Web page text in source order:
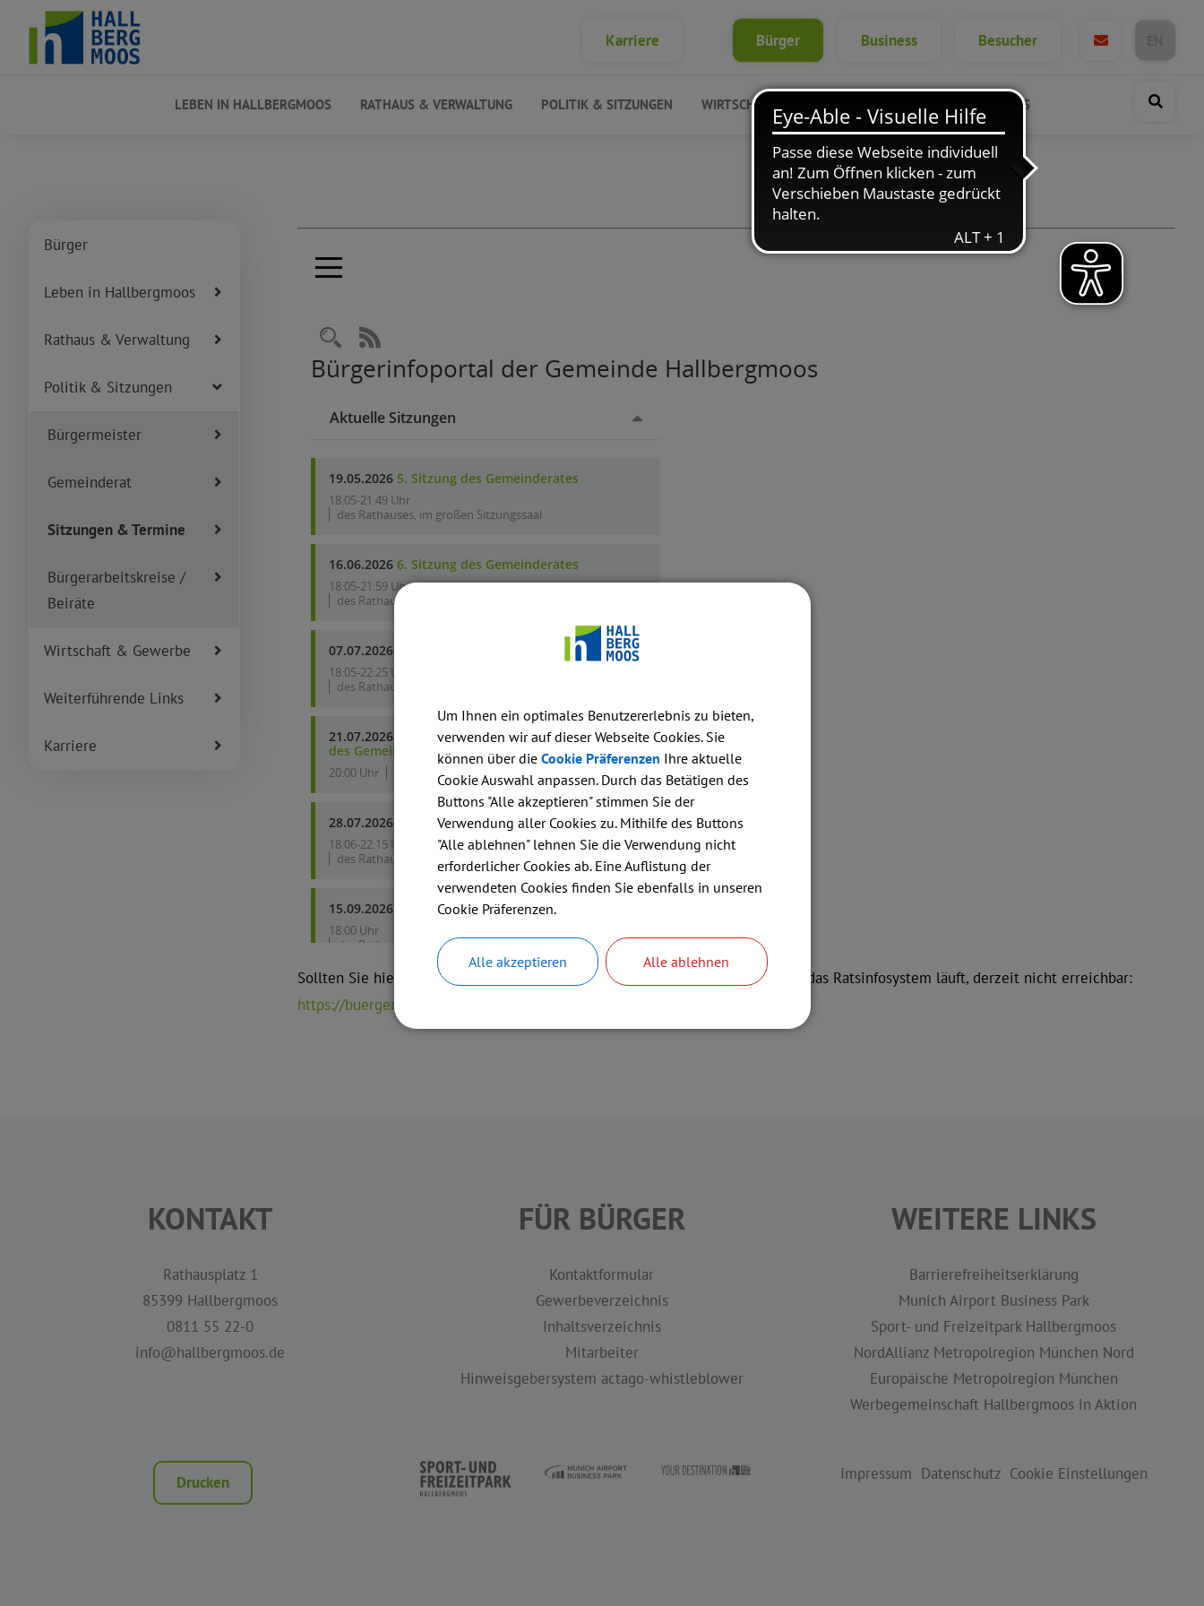
LEBEN IN HALLBERGMOOS RATHAUS & VERWALTUNG POLITIK & SITZUNGEN WIRTSCHAFT & GEWERBE WEITERFÜHRENDE LINKS
Karriere Bürger Business Besucher
Bürger
Leben in Hallbergmoos
Rathaus & Verwaltung
Politik & Sitzungen
Bürgermeister
Gemeinderat
Sitzungen & Termine
Bürgerarbeitskreise /
Beiräte
Wirtschaft & Gewerbe
Weiterführende Links
Karriere
Sollten Sie hier keine Inhalte zu sehen bekommen, so ist der Server, auf dem das Ratsinfosystem läuft, derzeit nicht erreichbar:
https://buergerinfo-hallbergmoos.digitalfabrix.de/info.asp
KONTAKT
Rathausplatz 1
85399 Hallbergmoos
0811 55 22-0
info@hallbergmoos.de
FÜR BÜRGER
Kontaktformular
Gewerbeverzeichnis
Inhaltsverzeichnis
Mitarbeiter
Hinweisgebersystem actago-whistleblower
WEITERE LINKS
Barrierefreiheitserklärung
Munich Airport Business Park
Sport- und Freizeitpark Hallbergmoos
NordAllianz Metropolregion München Nord
Europäische Metropolregion München
Werbegemeinschaft Hallbergmoos in Aktion
Drucken Impressum Datenschutz Cookie Einstellungen
Um Ihnen ein optimales Benutzererlebnis zu bieten,
verwenden wir auf dieser Webseite Cookies. Sie
können über die Cookie Präferenzen Ihre aktuelle
Cookie Auswahl anpassen. Durch das Betätigen des
Buttons "Alle akzeptieren" stimmen Sie der
Verwendung aller Cookies zu. Mithilfe des Buttons
"Alle ablehnen" lehnen Sie die Verwendung nicht
erforderlicher Cookies ab. Eine Auflistung der
verwendeten Cookies finden Sie ebenfalls in unseren
Cookie Präferenzen.
Alle akzeptieren Alle ablehnen